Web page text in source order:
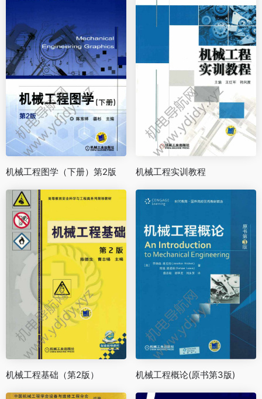
机械工程图学（下册）第2版 机械工程实训教程
机械工程基础（第2版） 机械工程概论(原书第3版)